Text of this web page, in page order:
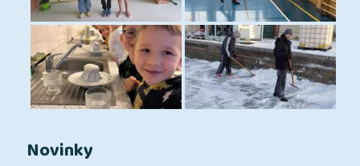
Novinky